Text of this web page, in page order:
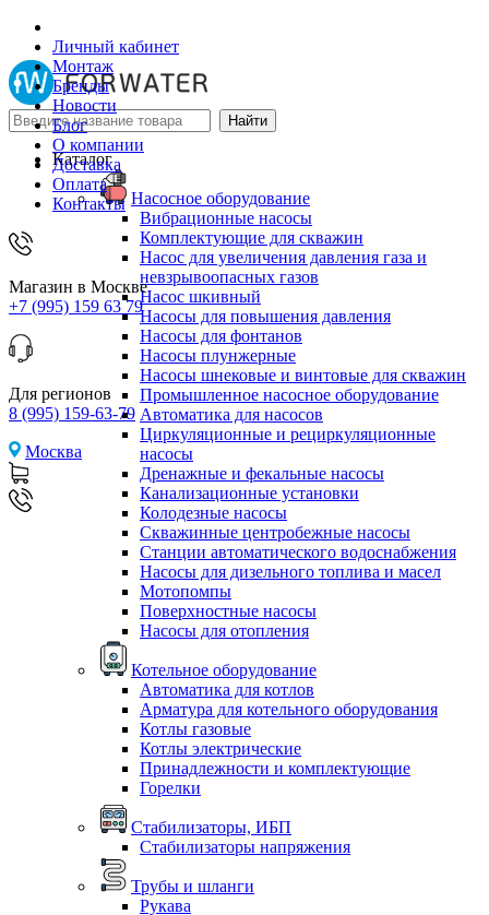
Личный кабинет
Монтаж
Бренды
Новости
Блог
О компании
Доставка
Оплата
Контакты
Магазин в Москве
+7 (995) 159 63 79
Для регионов
8 (995) 159-63-79
Москва
Каталог
Насосное оборудование
Вибрационные насосы
Комплектующие для скважин
Насос для увеличения давления газа и
невзрывоопасных газов
Насос шкивный
Насосы для повышения давления
Насосы для фонтанов
Насосы плунжерные
Насосы шнековые и винтовые для скважин
Промышленное насосное оборудование
Автоматика для насосов
Циркуляционные и рециркуляционные
насосы
Дренажные и фекальные насосы
Канализационные установки
Колодезные насосы
Скважинные центробежные насосы
Станции автоматического водоснабжения
Насосы для дизельного топлива и масел
Мотопомпы
Поверхностные насосы
Насосы для отопления
Котельное оборудование
Автоматика для котлов
Арматура для котельного оборудования
Котлы газовые
Котлы электрические
Принадлежности и комплектующие
Горелки
Стабилизаторы, ИБП
Стабилизаторы напряжения
Трубы и шланги
Рукава